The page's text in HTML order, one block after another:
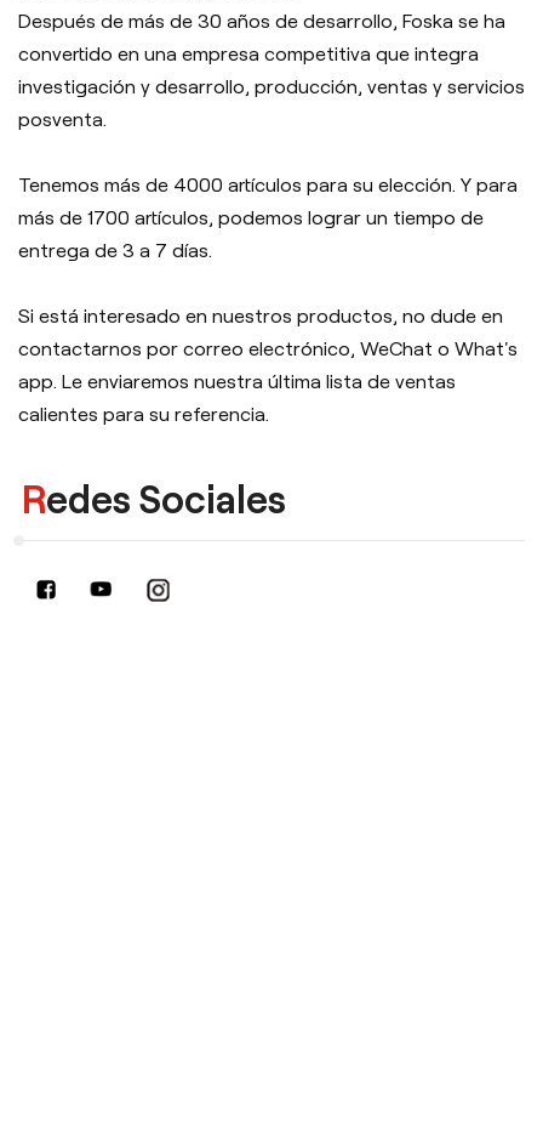
Después de más de 30 años de desarrollo, Foska se ha
convertido en una empresa competitiva que integra
investigación y desarrollo, producción, ventas y servicios
posventa.
Tenemos más de 4000 artículos para su elección. Y para
más de 1700 artículos, podemos lograr un tiempo de
entrega de 3 a 7 días.
Si está interesado en nuestros productos, no dude en
contactarnos por correo electrónico, WeChat o What's
app. Le enviaremos nuestra última lista de ventas
calientes para su referencia.
Redes Sociales